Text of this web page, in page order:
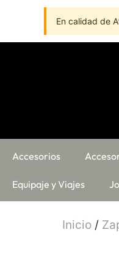
En calidad de
Accesorios
Equipaje y Viajes
Inicio /